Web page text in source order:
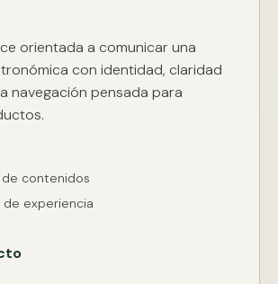
orientada a comunicar una
con identidad, claridad
navegación pensada para
de contenidos
experiencia